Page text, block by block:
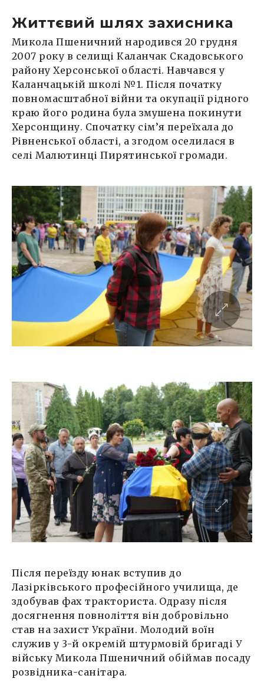
Життєвий шлях захисника
Микола Пшеничний народився 20 грудня
2007 року в селищі Каланчак Скадовського
району Херсонської області. Навчався у
Каланчацькій школі №1. Після початку
повномасштабної війни та окупації рідного
краю його родина була змушена покинути
Херсонщину. Спочатку сім’я переїхала до
Рівненської області, а згодом оселилася в
селі Малютинці Пирятинської громади.
Після переїзду юнак вступив до
Лазірківського професійного училища, де
здобував фах тракториста. Одразу після
досягнення повноліття він добровільно
став на захист України. Молодий воїн
служив у 3-й окремій штурмовій бригаді У
війську Микола Пшеничний обіймав посаду
розвідника-санітара.